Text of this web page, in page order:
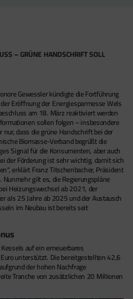
– GRÜNE HANDSCHRIFT SOLL
Gewessler kündigte die Fortführung
Eröffnung der Energiesparmesse Wels
am 18. März reaktiviert werden
sollen folgen – insbesondere
dass die grüne Handschrift bei der
Biomasse-Verband begrüßt die
Signal für die Konsumenten, aber auch
der Förderung ist sehr wichtig, damit sich
erklärt Franz Titschenbacher, Präsident
gilt es, die Regierungspläne
Heizungswechsel ab 2021, der
als 25 Jahre ab 2025 und der Austausch
im Neubau ist bereits seit
auf ein erneuerbares
unterstützt. Die bereitgestellten 42,6
der hohen Nachfrage
Tranche von zusätzlichen 20 Millionen